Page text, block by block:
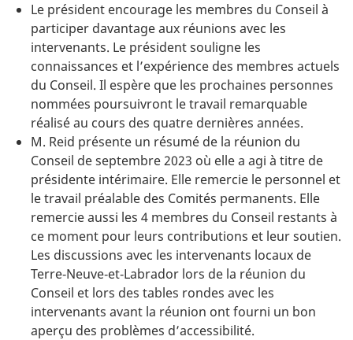
Le président encourage les membres du Conseil à
participer davantage aux réunions avec les
intervenants. Le président souligne les
connaissances et l’expérience des membres actuels
du Conseil. Il espère que les prochaines personnes
nommées poursuivront le travail remarquable
réalisé au cours des quatre dernières années.
M. Reid présente un résumé de la réunion du
Conseil de septembre 2023 où elle a agi à titre de
présidente intérimaire. Elle remercie le personnel et
le travail préalable des Comités permanents. Elle
remercie aussi les 4 membres du Conseil restants à
ce moment pour leurs contributions et leur soutien.
Les discussions avec les intervenants locaux de
Terre‑Neuve‑et‑Labrador lors de la réunion du
Conseil et lors des tables rondes avec les
intervenants avant la réunion ont fourni un bon
aperçu des problèmes d’accessibilité.